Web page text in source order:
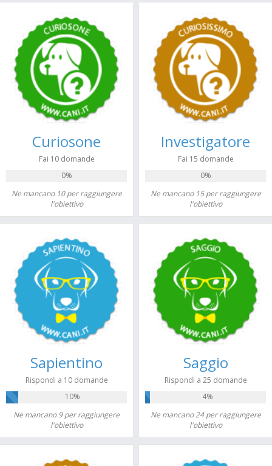
Curiosone
Fai 10 domande
0%
Ne mancano 10 per raggiungere
l'obiettivo
Investigatore
Fai 15 domande
0%
Ne mancano 15 per raggiungere
l'obiettivo
Sapientino
Rispondi a 10 domande
10%
Ne mancano 9 per raggiungere
l'obiettivo
Saggio
Rispondi a 25 domande
4%
Ne mancano 24 per raggiungere
l'obiettivo